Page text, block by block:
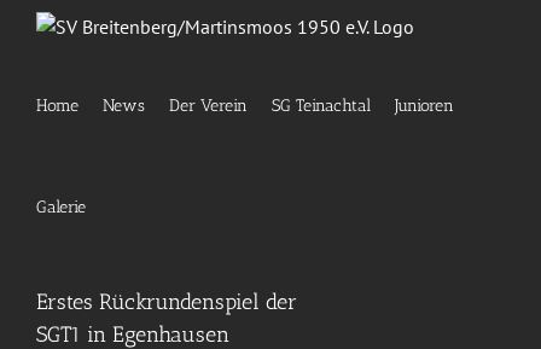
Home News Der Verein SG Teinachtal Junioren
Galerie
Erstes Rückrundenspiel der
SGT1 in Egenhausen